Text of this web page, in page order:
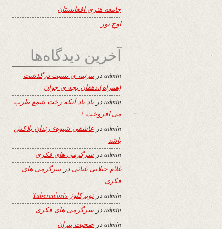
جامعه هنری افغانستان
اوجِ نور
آخرین دیدگاه‌ها
adminدر مرثیه ی نسبت درگذشت
(همراه)،دهقان بچه ی جوان
admin در یاد باد آنکه رخت شمع طرب
می افروخت !
adminدر عاشقی شیوهء رندانِ بلاکش
باشد
admin در سرگرمی های فکری
غلام جیلانی غیاثی در سرگرمی های
فکری
adminدرتوبرکلوز Tuberculosis
adminدر سرگرمی های فکری
admin در صحبت پیران